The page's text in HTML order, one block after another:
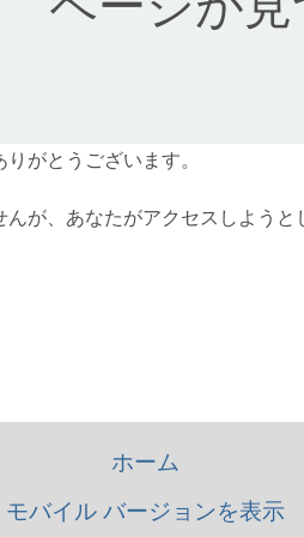
ホーム
モバイル バージョンを表示